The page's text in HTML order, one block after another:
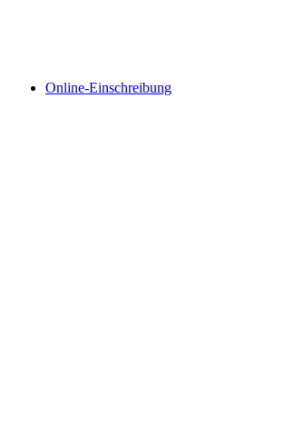
Online-Einschreibung